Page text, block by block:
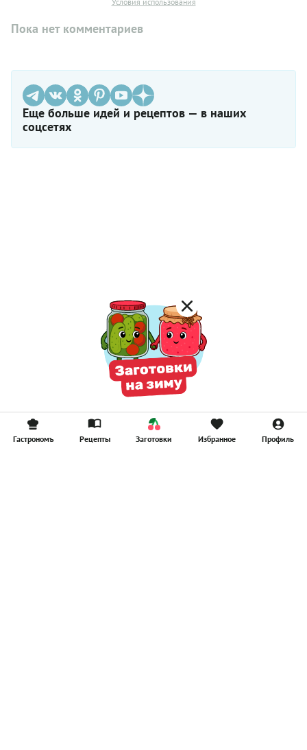
Пока нет комментариев
Еще больше идей и рецептов — в наших
соцсетях
Гастрономъ Рецепты Заготовки Избранное Профиль